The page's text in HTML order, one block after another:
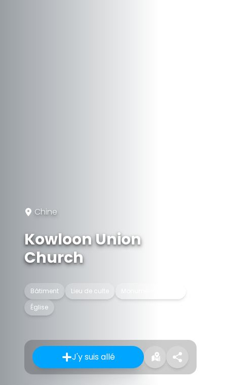
Chine
Kowloon Union
Church
Bâtiment Lieu de culte
Église
J'y suis allé